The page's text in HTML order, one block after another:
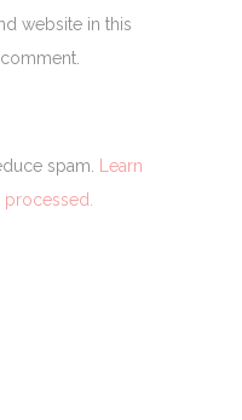
website in this
spam. Learn